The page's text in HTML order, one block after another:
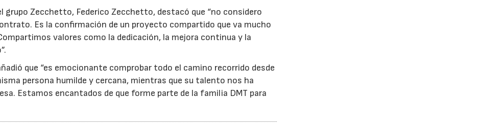
grupo Zecchetto, Federico Zecchetto, destacó que “no considero
Es la confirmación de un proyecto compartido que va mucho
valores como la dedicación, la mejora continua y la
que “es emocionante comprobar todo el camino recorrido desde
persona humilde y cercana, mientras que su talento nos ha
Estamos encantados de que forme parte de la familia DMT para